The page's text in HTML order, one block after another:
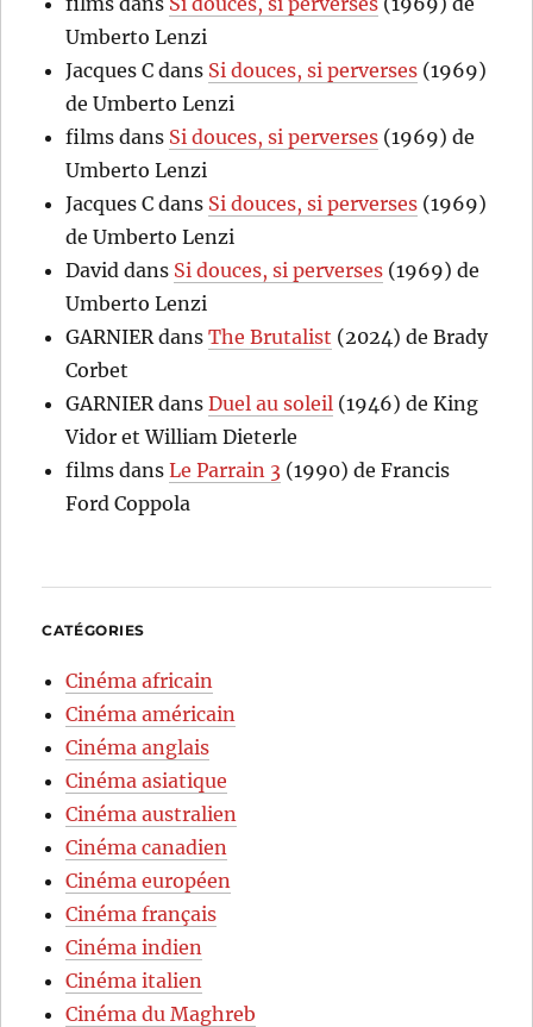
Umberto Lenzi
Jacques C dans Si douces, si perverses (1969)
de Umberto Lenzi
films dans Si douces, si perverses (1969) de
Umberto Lenzi
Jacques C dans Si douces, si perverses (1969)
de Umberto Lenzi
David dans Si douces, si perverses (1969) de
Umberto Lenzi
GARNIER dansThe Brutalist (2024) de Brady
Corbet
GARNIER dansDuel au soleil (1946) de King
Vidor et William Dieterle
films dansLe Parrain 3 (1990) de Francis
Ford Coppola
CATÉGORIES
Cinéma africain
Cinéma américain
Cinéma anglais
Cinéma asiatique
Cinéma australien
Cinéma canadien
Cinéma européen
Cinéma français
Cinéma indien
Cinéma italien
Cinéma du Maghreb